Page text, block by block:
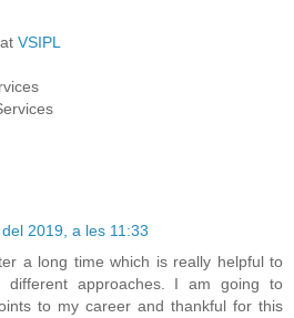
VSIPL
2019, a les 11:33
a long time which is really helpful to
different approaches. I am going to
to my career and thankful for this